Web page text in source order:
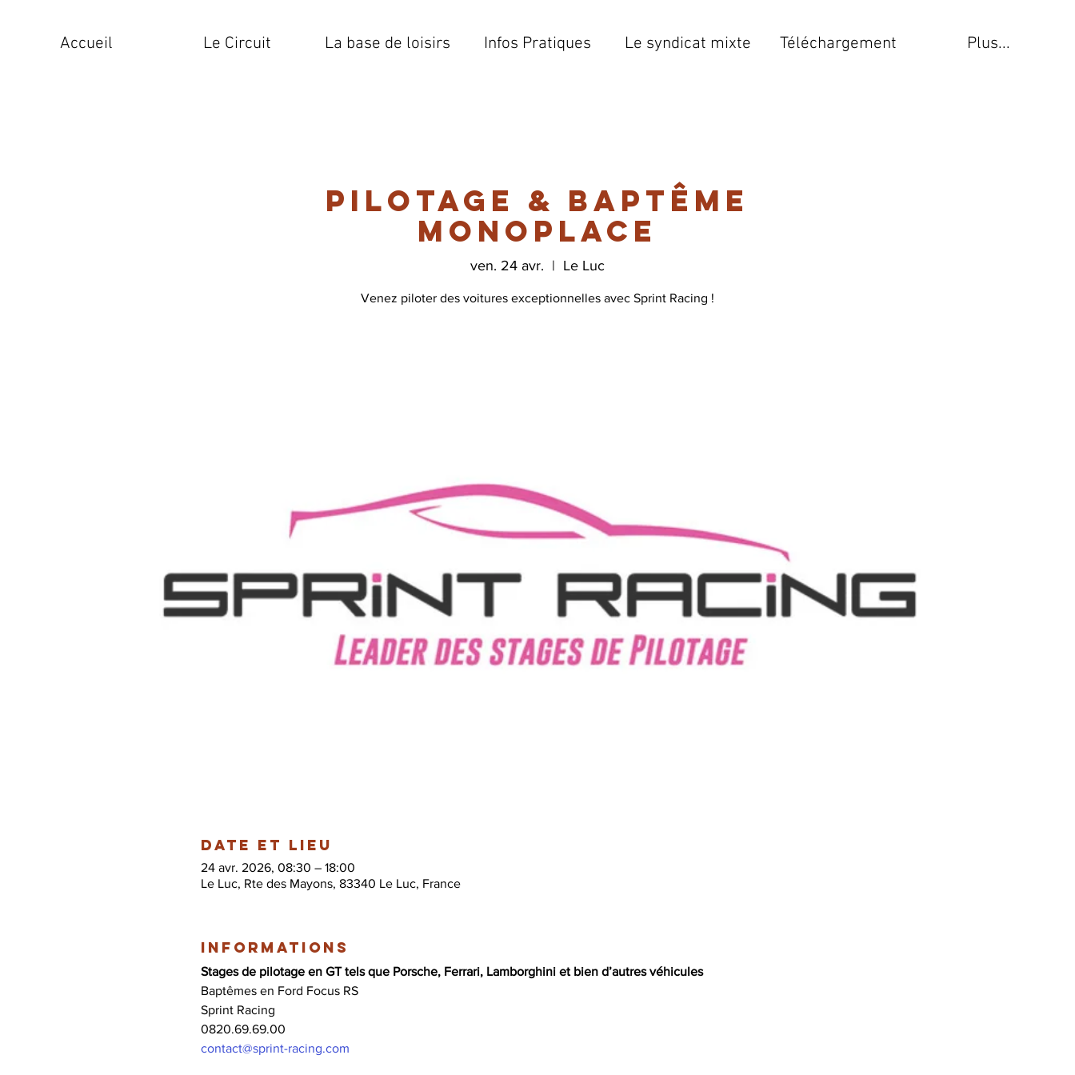
Accueil Le Circuit La base de loisirs Infos Pratiques Le syndicat mixte Téléchargement Plus...
Pilotage & Baptême
monoplace
ven. 24 avr.
  |
Le Luc
Venez piloter des voitures exceptionnelles avec Sprint Racing !
Date et lieu
24 avr. 2026, 08:30 – 18:00
Le Luc, Rte des Mayons, 83340 Le Luc, France
Informations
Stages de pilotage en GT tels que Porsche, Ferrari, Lamborghini et bien d’autres véhicules
Baptêmes en Ford Focus RS
Sprint Racing
0820.69.69.00
contact@sprint-racing.com